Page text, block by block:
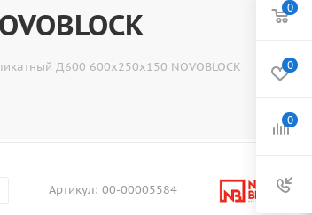
Д600 600х250х150 NOVOBLOCK
Артикул: 00-00005584
0
0
0